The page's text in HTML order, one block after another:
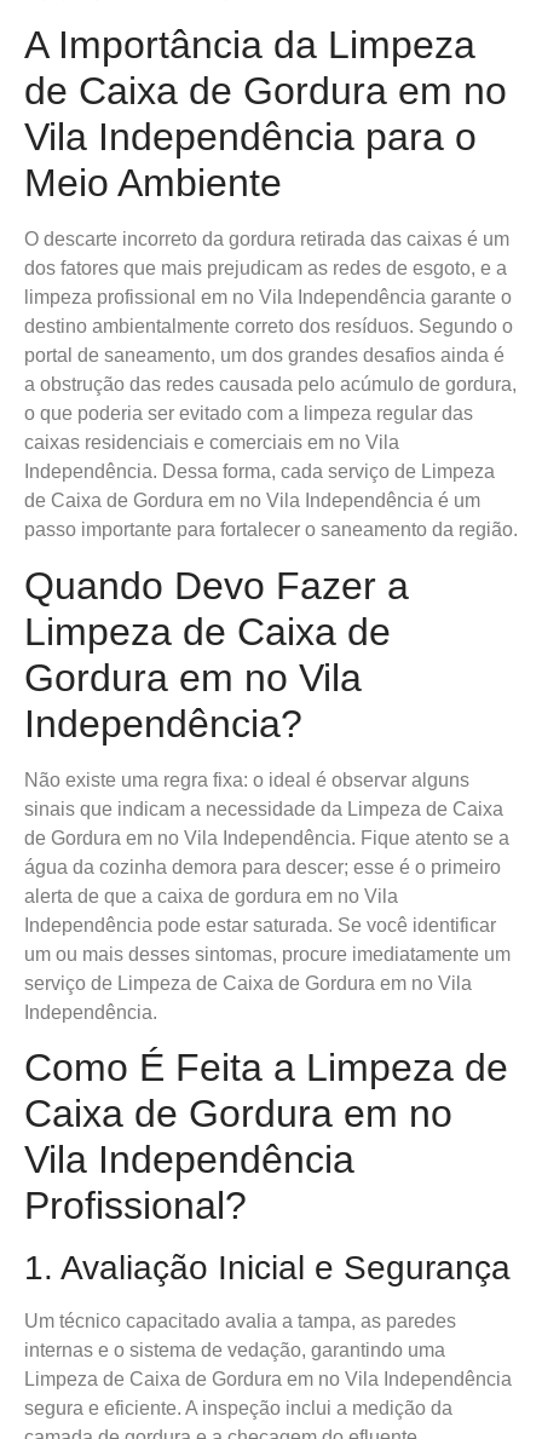
A Importância da Limpeza
de Caixa de Gordura em no
Vila Independência para o
Meio Ambiente
O descarte incorreto da gordura retirada das caixas é um
dos fatores que mais prejudicam as redes de esgoto, e a
limpeza profissional em no Vila Independência garante o
destino ambientalmente correto dos resíduos. Segundo o
portal de saneamento, um dos grandes desafios ainda é
a obstrução das redes causada pelo acúmulo de gordura,
o que poderia ser evitado com a limpeza regular das
caixas residenciais e comerciais em no Vila
Independência. Dessa forma, cada serviço de Limpeza
de Caixa de Gordura em no Vila Independência é um
passo importante para fortalecer o saneamento da região.
Quando Devo Fazer a
Limpeza de Caixa de
Gordura em no Vila
Independência?
Não existe uma regra fixa: o ideal é observar alguns
sinais que indicam a necessidade da Limpeza de Caixa
de Gordura em no Vila Independência. Fique atento se a
água da cozinha demora para descer; esse é o primeiro
alerta de que a caixa de gordura em no Vila
Independência pode estar saturada. Se você identificar
um ou mais desses sintomas, procure imediatamente um
serviço de Limpeza de Caixa de Gordura em no Vila
Independência.
Como É Feita a Limpeza de
Caixa de Gordura em no
Vila Independência
Profissional?
1. Avaliação Inicial e Segurança
Um técnico capacitado avalia a tampa, as paredes
internas e o sistema de vedação, garantindo uma
Limpeza de Caixa de Gordura em no Vila Independência
segura e eficiente. A inspeção inclui a medição da